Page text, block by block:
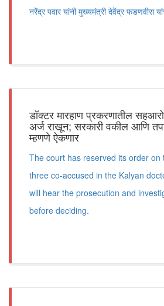
नरेंद्र पवार यांनी मुख्यमंत्री देवेंद्र फडणवीस
डॉक्टर मारहाण प्रकरणातील
अर्ज राखून; सरकारी वकील आणि
म्हणणे ऐकणार
The court has reserved its order on
three co-accused in the Kalyan
will hear the prosecution and
before deciding.